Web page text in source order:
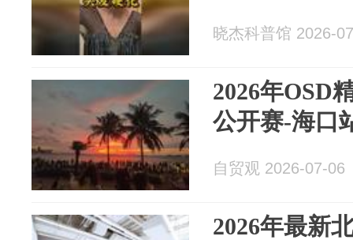
晓杰科普馆 2026-
2026年OSD
公开赛-海口
自贸观 2026-07-06
2026年最新